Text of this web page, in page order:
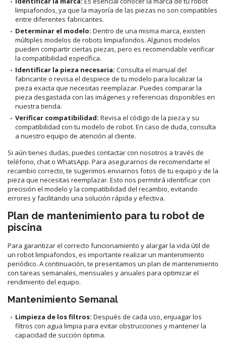
limpiafondos, ya que la mayoría de las piezas no son compatibles
entre diferentes fabricantes.
Determinar el modelo: Dentro de una misma marca, existen
múltiples modelos de robots limpiafondos. Algunos modelos
pueden compartir ciertas piezas, pero es recomendable verificar
la compatibilidad específica.
Identificar la pieza necesaria: Consulta el manual del
fabricante o revisa el despiece de tu modelo para localizar la
pieza exacta que necesitas reemplazar. Puedes comparar la
pieza desgastada con las imágenes y referencias disponibles en
nuestra tienda.
Verificar compatibilidad: Revisa el código de la pieza y su
compatibilidad con tu modelo de robot. En caso de duda, consulta
a nuestro equipo de atención al cliente.
Si aún tienes dudas, puedes contactar con nosotros a través de
teléfono, chat o WhatsApp. Para asegurarnos de recomendarte el
recambio correcto, te sugerimos enviarnos fotos de tu equipo y de la
pieza que necesitas reemplazar. Esto nos permitirá identificar con
precisión el modelo y la compatibilidad del recambio, evitando
errores y facilitando una solución rápida y efectiva.
Plan de mantenimiento para tu robot de
piscina
Para garantizar el correcto funcionamiento y alargar la vida útil de
un robot limpiafondos, es importante realizar un mantenimiento
periódico. A continuación, te presentamos un plan de mantenimiento
con tareas semanales, mensuales y anuales para optimizar el
rendimiento del equipo.
Mantenimiento Semanal
Limpieza de los filtros: Después de cada uso, enjuagar los
filtros con agua limpia para evitar obstrucciones y mantener la
capacidad de succión óptima.